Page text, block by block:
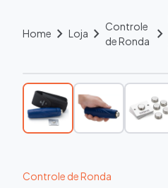
Home chevron_right Loja chevron_right Controle
de Ronda
chevron_right
-5% À VISTA
Controle de Ronda